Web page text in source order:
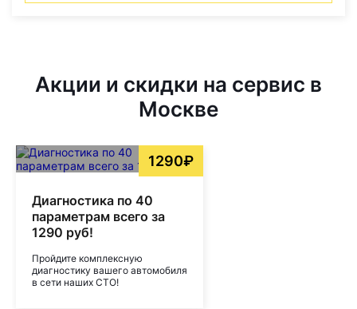
Акции и скидки на сервис в
Москве
1290₽
Диагностика по 40
параметрам всего за
1290 руб!
Пройдите комплексную
диагностику вашего автомобиля
в сети наших СТО!